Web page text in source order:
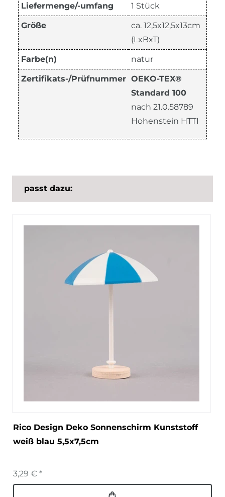
Liefermenge/-umfang 1 Stück
Größe
ca. 12,5x12,5x13cm
(LxBxT)
Farbe(n) natur
Zertifikats-/Prüfnummer OEKO-TEX®
Standard 100
nach 21.0.58789
Hohenstein HTTI
passt dazu:
Rico Design Deko Sonnenschirm Kunststoff
weiß blau 5,5x7,5cm
3,29 € *